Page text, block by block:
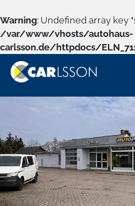
Warning: Undefined array key
/var/www/vhosts/autohaus-
carlsson.de/httpdocs/